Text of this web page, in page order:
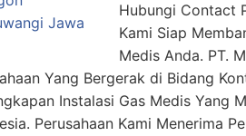
Hubungi Contact
Kami Siap
Medis Anda. PT.
Yang Bergerak di Bidang
Instalasi Gas Medis Yang
Perusahaan Kami Menerima